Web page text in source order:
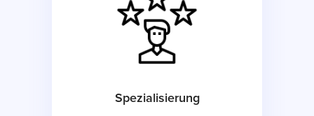
Spezialisierung